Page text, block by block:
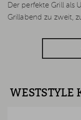
Der perfekte Grill als
Grillabend zu zweit,
WESTSTYLE